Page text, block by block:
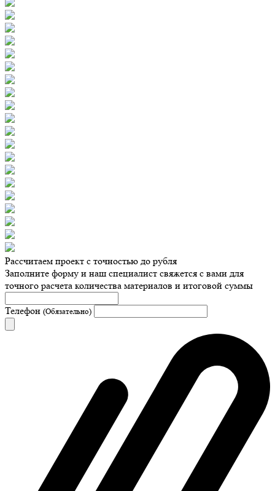
Рассчитаем проект с точностью до рубля
Заполните форму и наш специалист свяжется с вами для
точного расчета количества материалов и итоговой суммы
Телефон (Обязательно)